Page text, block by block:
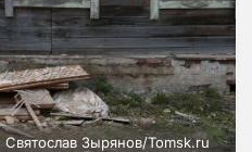
Зырянов/Tomsk.ru